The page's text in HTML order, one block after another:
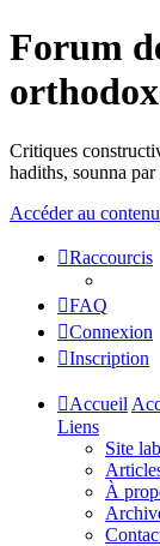
Forum
Critiques
hadiths, sounna
Accéder au contenu
Raccourcis
FAQ
Connexion
Inscription
Accueil
Liens
Site
À